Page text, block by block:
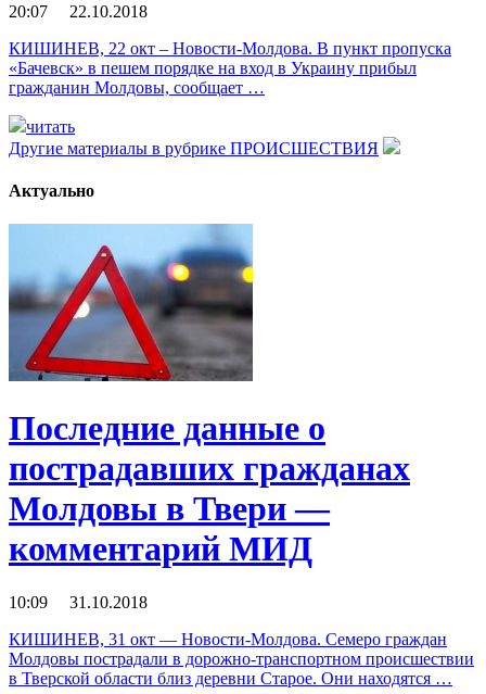
20:07 22.10.2018
КИШИНЕВ, 22 окт – Новости-Молдова. В пункт пропуска
«Бачевск» в пешем порядке на вход в Украину прибыл
гражданин Молдовы, сообщает …
читать
Другие материалы в рубрике ПРОИСШЕСТВИЯ
Актуально
Последние данные о
пострадавших гражданах
Молдовы в Твери —
комментарий МИД
10:09 31.10.2018
КИШИНЕВ, 31 окт — Новости-Молдова. Семеро граждан
Молдовы пострадали в дорожно-транспортном происшествии
в Тверской области близ деревни Старое. Они находятся …